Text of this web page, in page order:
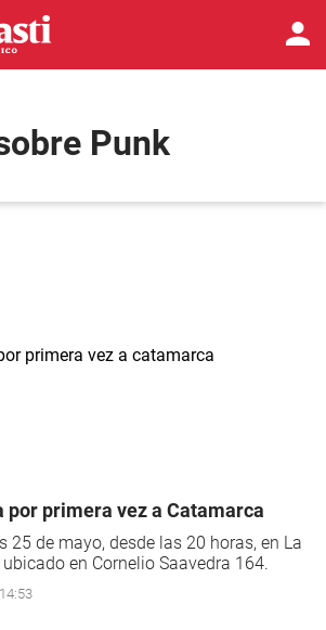
Punk
por primera vez a Catamarca
25 de mayo, desde las 20 horas, en La
en Cornelio Saavedra 164.